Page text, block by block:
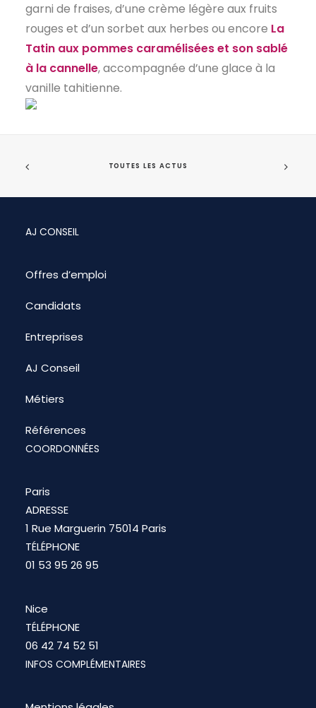
garni de fraises, d’une crème légère aux fruits
rouges et d’un sorbet aux herbes ou encore La
Tatin aux pommes caramélisées et son sablé
à la cannelle, accompagnée d’une glace à la
vanille tahitienne.
TOUTES LES ACTUS
AJ CONSEIL
Offres d’emploi
Candidats
Entreprises
AJ Conseil
Métiers
Références
COORDONNÉES
Paris
ADRESSE
1 Rue Marguerin 75014 Paris
TÉLÉPHONE
01 53 95 26 95
Nice
TÉLÉPHONE
06 42 74 52 51
INFOS COMPLÉMENTAIRES